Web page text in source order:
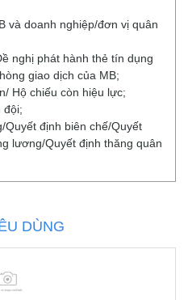
và doanh nghiệp/đơn vị quân
nghị phát hành thẻ tín dụng
giao dịch của MB;
Hộ chiếu còn hiệu lực;
đội;
định biên chế/Quyết
lương/Quyết định thăng quân
DÙNG